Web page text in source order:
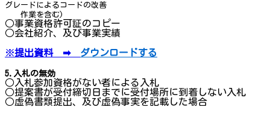
グレードによるコードの改善
作業を含む)
○事業資格許可証のコピー
○会社紹介、及び事業実績
※提出資料 ➡ ダウンロードする
5.入札の無効
○入札参加資格がない者による入札
○提案書が受付締切日までに受付場所に到着しない入札
○虚偽書類提出、及び虚偽事実を記載した場合